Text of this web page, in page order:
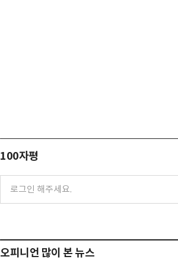
100자평
오피니언 많이 본 뉴스